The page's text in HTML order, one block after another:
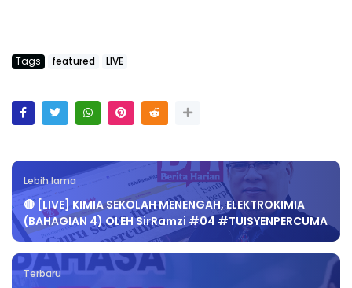
Tags featured LIVE
Lebih lama
🔴 [LIVE] KIMIA SEKOLAH MENENGAH, ELEKTROKIMIA
(BAHAGIAN 4) OLEH SirRamzi #04 #TUISYENPERCUMA
Terbaru